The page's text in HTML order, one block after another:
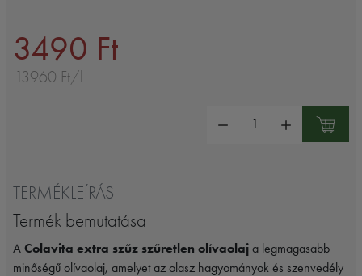
3490 Ft
13960 Ft/l
TERMÉKLEÍRÁS
Termék bemutatása
A Colavita extra szűz szűretlen olívaolaj a legmagasabb
minőségű olívaolaj, amelyet az olasz hagyományok és szenvedély